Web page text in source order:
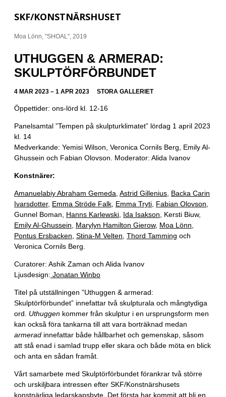
SKF/KONSTNÄRSHUSET
Moa Lönn, "SHOAL", 2019
UTHUGGEN & ARMERAD:
SKULPTÖRFÖRBUNDET
4 MAR 2023 – 1 APR 2023 STORA GALLERIET
Öppettider: ons-lörd kl. 12-16
Panelsamtal ”Tempen på skulpturklimatet” lördag 1 april 2023
kl. 14
Medverkande: Yemisi Wilson, Veronica Cornils Berg, Emily Al-
Ghussein och Fabian Olovson. Moderator: Alida Ivanov
Konstnärer:
Amanuelabiy Abraham Gemeda Astrid Gillenius Backa Carin
Ivarsdotter, Emma Ströde Falk Emma Tryti Fabian Olovson
Gunnel Boman, Hanns Karlewski Ida Isakson , Kersti Biuw,
Emily Al-Ghussein
Marylyn Hamilton Gierow, Moa Lönn
Pontus Ersbacken Stina-M Velten Thord Tamming och
Veronica Cornils Berg.
Curatorer: Ashik Zaman och Alida Ivanov
Ljusdesign: Jonatan Winbo
Titel på utställningen ”Uthuggen & armerad:
Skulptörförbundet” innefattar två skulpturala och mångtydiga
ord. Uthuggen kommer från skulptur i en ursprungsform men
kan också föra tankarna till att vara borträknad medan
armerad innefattar både hållbarhet och gemenskap, såsom
att stå enad i samlad trupp eller skara och både möta en blick
och anta en sådan framåt.
Vårt samarbete med Skulptörförbundet förankrar två större
och urskiljbara intressen efter SKF/Konstnärshusets
konstnärliga ledarskapsbyte. Det första har kommit att bli en